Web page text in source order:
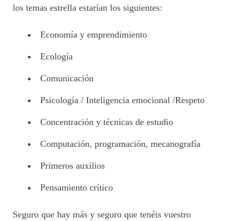
los temas estrella estarían los siguientes:
Economía y emprendimiento
Ecología
Comunicación
Psicología / Inteligencia emocional /Respeto
Concentración y técnicas de estudio
Computación, programación, mecanografía
Primeros auxilios
Pensamiento crítico
Seguro que hay más y seguro que tenéis vuestro